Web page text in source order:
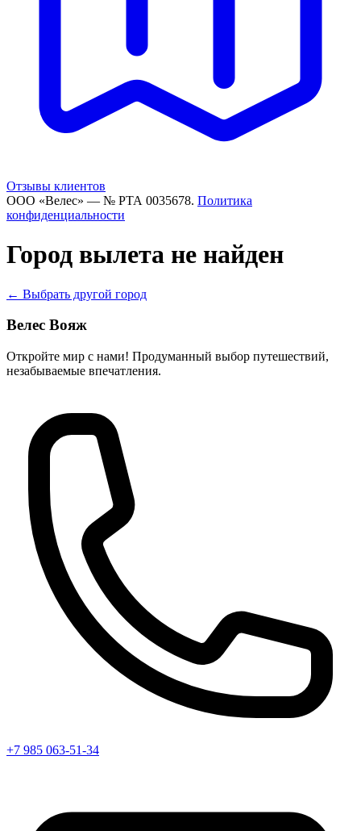
Отзывы клиентов
ООО «Велес» — № РТА 0035678. Политика
конфиденциальности
Город вылета не найден
← Выбрать другой город
Велес Вояж
Откройте мир с нами! Продуманный выбор путешествий,
незабываемые впечатления.
+7 985 063-51-34